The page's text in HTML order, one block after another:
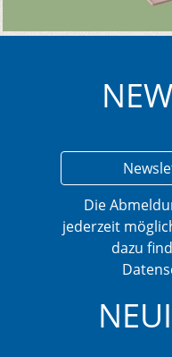
Die
jederzeit
dazu